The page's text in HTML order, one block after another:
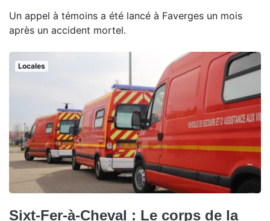
Un appel à témoins a été lancé à Faverges un mois
après un accident mortel.
Locales
Sixt-Fer-à-Cheval : Le corps de la